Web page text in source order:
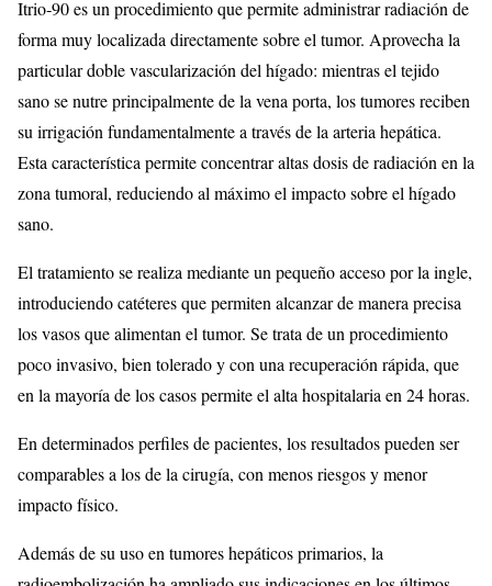
Itrio‑90 es un procedimiento que permite administrar radiación de
forma muy localizada directamente sobre el tumor. Aprovecha la
particular doble vascularización del hígado: mientras el tejido
sano se nutre principalmente de la vena porta, los tumores reciben
su irrigación fundamentalmente a través de la arteria hepática.
Esta característica permite concentrar altas dosis de radiación en la
zona tumoral, reduciendo al máximo el impacto sobre el hígado
sano.
El tratamiento se realiza mediante un pequeño acceso por la ingle,
introduciendo catéteres que permiten alcanzar de manera precisa
los vasos que alimentan el tumor. Se trata de un procedimiento
poco invasivo, bien tolerado y con una recuperación rápida, que
en la mayoría de los casos permite el alta hospitalaria en 24 horas.
En determinados perfiles de pacientes, los resultados pueden ser
comparables a los de la cirugía, con menos riesgos y menor
impacto físico.
Además de su uso en tumores hepáticos primarios, la